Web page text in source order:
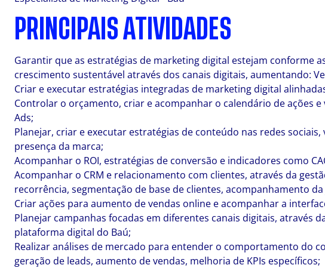
PRINCIPAIS ATIVIDADES
Garantir que as estratégias de marketing digital estejam conforme
crescimento sustentável através dos canais digitais, aumentando:
Criar e executar estratégias integradas de marketing digital
Controlar o orçamento, criar e acompanhar o calendário de ações e
Ads;
Planejar, criar e executar estratégias de conteúdo nas redes
presença da marca;
Acompanhar o ROI, estratégias de conversão e indicadores como
Acompanhar o CRM e relacionamento com clientes, através da
recorrência, segmentação de base de clientes, acompanhamento
Criar ações para aumento de vendas online e acompanhar a
Planejar campanhas focadas em diferentes canais digitais,
plataforma digital do Baú;
Realizar análises de mercado para entender o comportamento do
geração de leads, aumento de vendas, melhoria de KPIs específicos;